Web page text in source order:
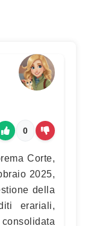
0
Corte,
2025,
della
erariali,